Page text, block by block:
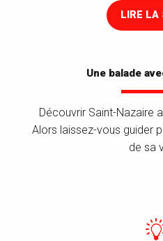
LIRE LA
Une balade
Découvrir Saint-Nazaire
Alors laissez-vous guider
de sa